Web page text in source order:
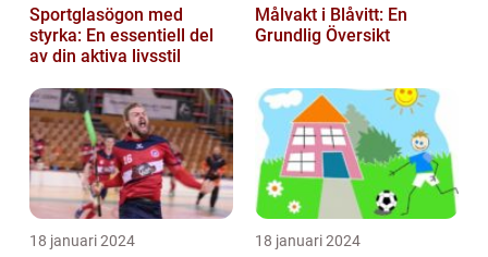
Sportglasögon med
styrka: En essentiell del
av din aktiva livsstil
Målvakt i Blåvitt: En
Grundlig Översikt
18 januari 2024 18 januari 2024